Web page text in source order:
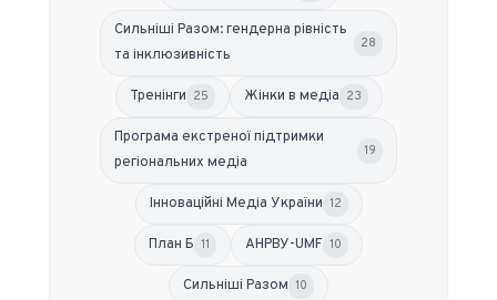
Сильніші Разом: гендерна рівність
та інклюзивність
28
Тренінги 25 Жінки в медіа 23
Програма екстреної підтримки
регіональних медіа
19
Інноваційні Медіа України 12
План Б 11 АНРВУ-UMF 10
Сильніші Разом 10